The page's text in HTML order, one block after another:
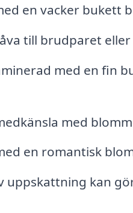
en vacker bukett
till brudparet
med en fin
med
en romantisk
uppskattning kan